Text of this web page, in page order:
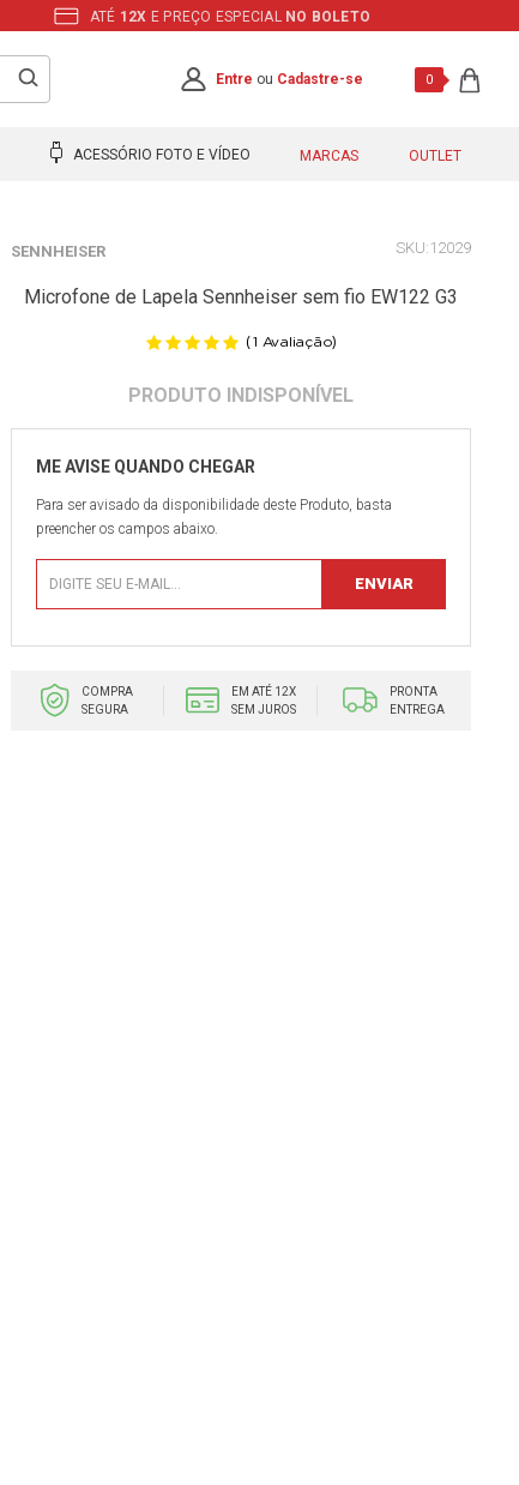
ATÉ 12X E PREÇO ESPECIAL NO BOLETO
Entre ou Cadastre-se 0
ACESSÓRIO FOTO E VÍDEO MARCAS OUTLET
SENNHEISER 12029
Microfone de Lapela Sennheiser sem fio EW122 G3
(1 Avaliação)
Para ser avisado da disponibilidade deste Produto, basta
preencher os campos abaixo.
COMPRA
SEGURA
EM ATÉ 12X
SEM JUROS
PRONTA
ENTREGA